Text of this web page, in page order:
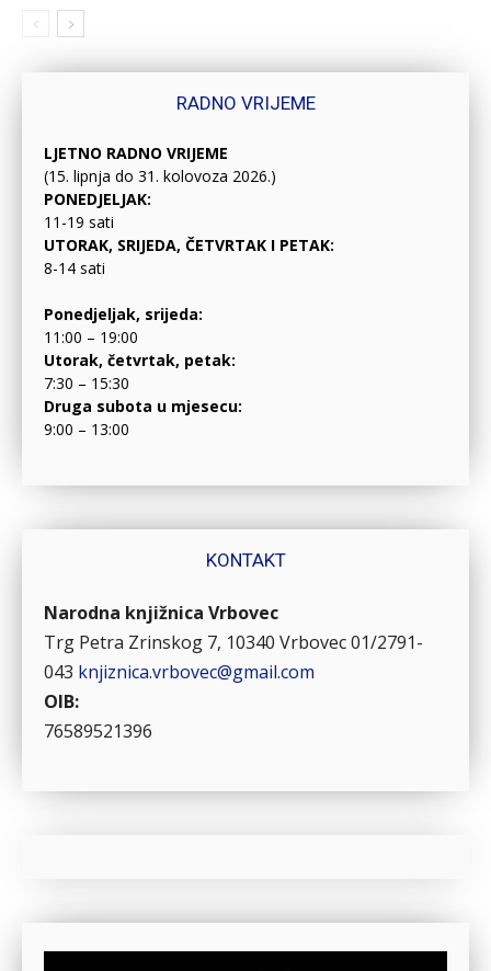
RADNO VRIJEME
LJETNO RADNO VRIJEME
(15. lipnja do 31. kolovoza 2026.)
PONEDJELJAK:
11-19 sati
UTORAK, SRIJEDA, ČETVRTAK I PETAK:
8-14 sati
Ponedjeljak, srijeda:
11:00 – 19:00
Utorak, četvrtak, petak:
7:30 – 15:30
Druga subota u mjesecu:
9:00 – 13:00
KONTAKT
Narodna knjižnica Vrbovec
Trg Petra Zrinskog 7, 10340 Vrbovec01/2791-
043 knjiznica.vrbovec@gmail.com
OIB:
76589521396